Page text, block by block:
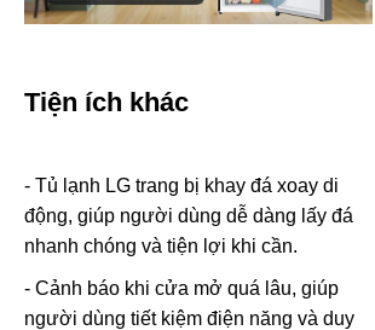
Tiện ích khác
- Tủ lạnh LG trang bị khay đá xoay di
động, giúp người dùng dễ dàng lấy đá
nhanh chóng và tiện lợi khi cần.
- Cảnh báo khi cửa mở quá lâu, giúp
người dùng tiết kiệm điện năng và duy